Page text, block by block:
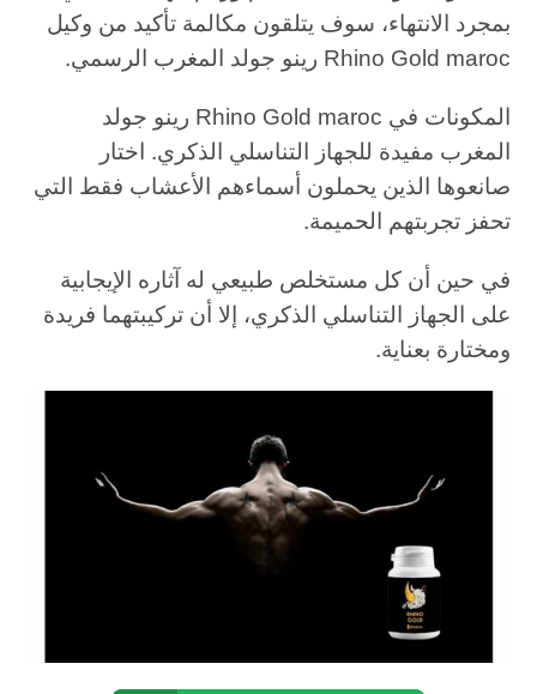
بمجرد الانتهاء، سوف يتلقون مكالمة تأكيد من وكيل
Rhino Gold maroc رينو جولد المغرب الرسمي.
المكونات في Rhino Gold maroc رينو جولد
المغرب مفيدة للجهاز التناسلي الذكري. اختار
صانعوها الذين يحملون أسماءهم الأعشاب فقط التي
تحفز تجربتهم الحميمة.
في حين أن كل مستخلص طبيعي له آثاره الإيجابية
على الجهاز التناسلي الذكري، إلا أن تركيبتهما فريدة
ومختارة بعناية.